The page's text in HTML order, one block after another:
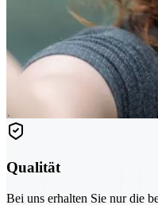
Qualität
Bei uns erhalten Sie nur die